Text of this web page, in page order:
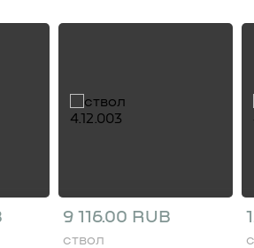
9 116.00 RUB
ствол